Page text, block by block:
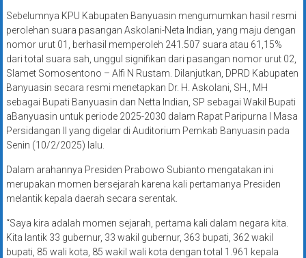
Sebelumnya KPU Kabupaten Banyuasin mengumumkan hasil resmi
perolehan suara pasangan Askolani-Neta Indian, yang maju dengan
nomor urut 01, berhasil memperoleh 241.507 suara atau 61,15%
dari total suara sah, unggul signifikan dari pasangan nomor urut 02,
Slamet Somosentono – Alfi N Rustam. Dilanjutkan, DPRD Kabupaten
Banyuasin secara resmi menetapkan Dr. H. Askolani, SH., MH
sebagai Bupati Banyuasin dan Netta Indian, SP sebagai Wakil Bupati
aBanyuasin untuk periode 2025-2030 dalam Rapat Paripurna I Masa
Persidangan II yang digelar di Auditorium Pemkab Banyuasin pada
Senin (10/2/2025) lalu.
Dalam arahannya Presiden Prabowo Subianto mengatakan ini
merupakan momen bersejarah karena kali pertamanya Presiden
melantik kepala daerah secara serentak.
“Saya kira adalah momen sejarah, pertama kali dalam negara kita.
Kita lantik 33 gubernur, 33 wakil gubernur, 363 bupati, 362 wakil
bupati, 85 wali kota, 85 wakil wali kota dengan total 1.961 kepala